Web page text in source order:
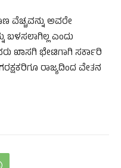
ವೆಚ್ಚವನ್ನು ಅವರೇ
ಬಳಸಲಾಗಿಲ್ಲ ಎಂದು
ಖಾಸಗಿ ಭೇಟಿಗಾಗಿ ಸರ್ಕಾರಿ
ರಾಜ್ಯದಿಂದ ವೇತನ